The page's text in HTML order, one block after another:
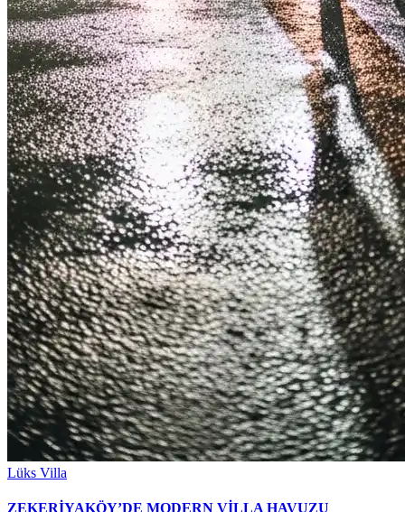
Lüks Villa
ZEKERİYAKÖY’DE MODERN VİLLA HAVUZU